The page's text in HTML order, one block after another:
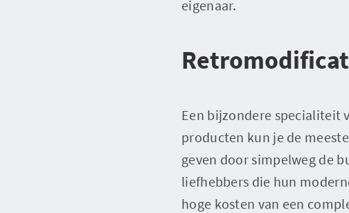
eigenaar.
Een bijzondere specialiteit
producten kun je de
geven door simpelweg de
liefhebbers die hun
hoge kosten van een